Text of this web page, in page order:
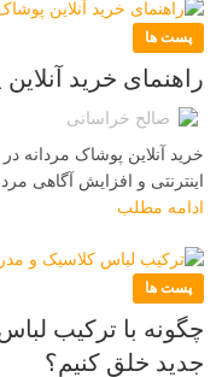
پست ها
راهنمای خرید
صالح خراسانی
خرید آنلاین پوشاک مردانه
اینترنتی و افزایش آگاهی
ادامه مطلب
پست ها
چگونه با ترکیب
جدید خلق کنیم؟